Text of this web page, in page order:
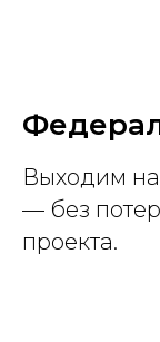
Выходим
— без
проекта.